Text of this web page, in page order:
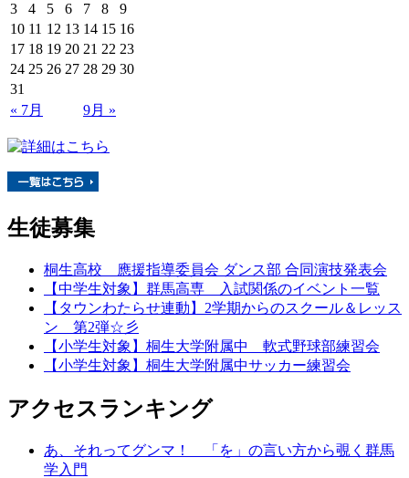
3
4 5 6 7 8
9
10 11 12 13 14 15 16
17 18 19 20 21 22 23
24 25 26 27 28 29 30
31
« 7月
9月 »
生徒募集
桐生高校 應援指導委員会 ダンス部 合同演技発表会
【中学生対象】群馬高専 入試関係のイベント一覧
【タウンわたらせ連動】2学期からのスクール＆レッス
ン 第2弾☆彡
【小学生対象】桐生大学附属中 軟式野球部練習会
【小学生対象】桐生大学附属中サッカー練習会
アクセスランキング
あ、それってグンマ！ 「を」の言い方から覗く群馬
学入門